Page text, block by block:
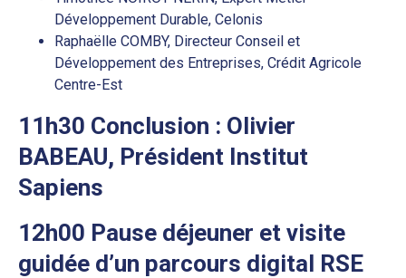
Développement Durable, Celonis
Raphaëlle COMBY, Directeur Conseil et
Développement des Entreprises, Crédit Agricole
Centre-Est
11h30 Conclusion : Olivier
BABEAU, Président Institut
Sapiens
12h00 Pause déjeuner et visite
guidée d’un parcours digital RSE